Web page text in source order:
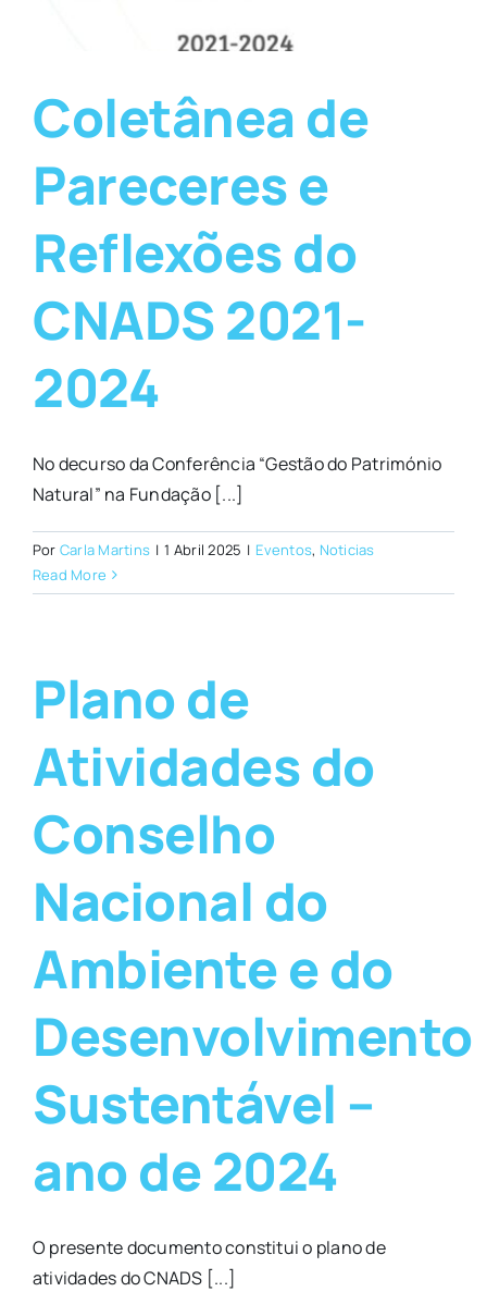
Coletânea de
Pareceres e
Reflexões do
CNADS 2021-
2024
No decurso da Conferência “Gestão do Património
Natural” na Fundação [...]
Por Carla Martins | 1 Abril 2025 | Eventos, Noticias
Read More
Plano de
Atividades do
Conselho
Nacional do
Ambiente e do
Desenvolvimento
Sustentável –
ano de 2024
O presente documento constitui o plano de
atividades do CNADS [...]